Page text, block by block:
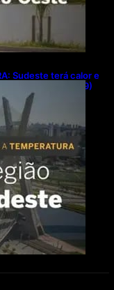
Sudeste terá calor e
neste domingo (9)